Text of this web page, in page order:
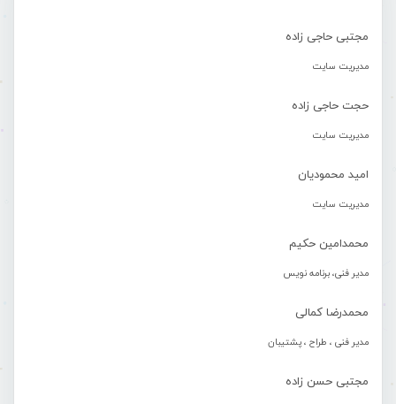
مجتبی حاجی زاده
مدیریت سایت
حجت حاجی زاده
مدیریت سایت
امید محمودیان
مدیریت سایت
محمدامین حکیم
مدیر فنی، برنامه نویس
محمدرضا کمالی
مدیر فنی ، طراح ، پشتیبان
مجتبی حسن زاده